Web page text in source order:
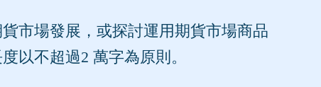
市場發展，或探討運用期貨市場商品
以不超過2 萬字為原則。